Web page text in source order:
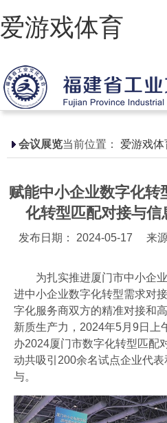
爱游戏体育
爱游戏
协会简
政策法
省级
工业
会员风
协会月
加入我
会议展览当前位置： 爱游戏体
赋能中小企业数字化转
化转型匹配对接与
发布日期： 2024-05-17 来
为扎实推进厦门市中小企业
进中小企业数字化转型需求对
字化服务商双方的精准对接和
新质生产力，2024年5月9日上
办2024厦门市数字化转型匹配
动共吸引200余名试点企业代
与。